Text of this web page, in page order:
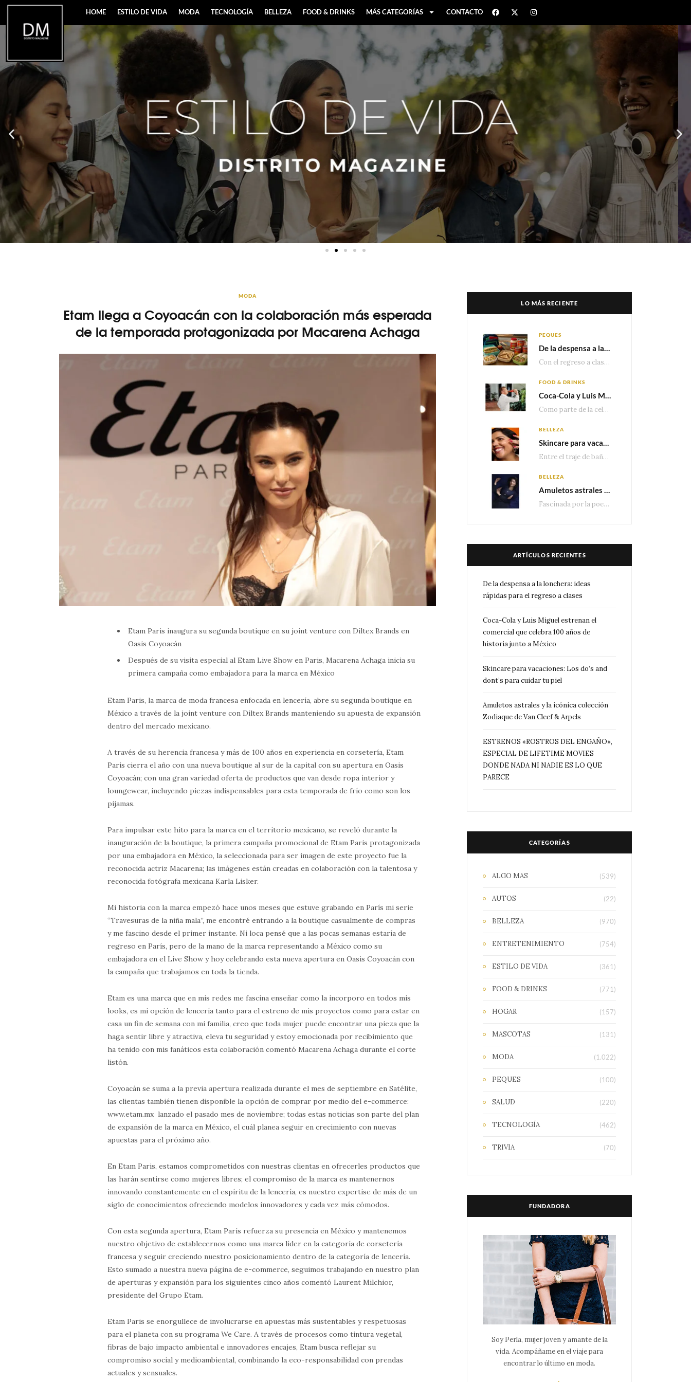
HOME ESTILO DE VIDA MODA TECNOLOGÍA BELLEZA FOOD & DRINKS MÁS CATEGORÍAS CONTACTO
MODA
Etam llega a Coyoacán con la colaboración más esperada
de la temporada protagonizada por Macarena Achaga
Etam Paris inaugura su segunda boutique en su joint venture con Diltex Brands en
Oasis Coyoacán
Después de su visita especial al Etam Live Show en Paris, Macarena Achaga inicia su
primera campaña como embajadora para la marca en México
Etam Paris, la marca de moda francesa enfocada en lencería, abre su segunda boutique en
México a través de la joint venture con Diltex Brands manteniendo su apuesta de expansión
dentro del mercado mexicano.
A través de su herencia francesa y más de 100 años en experiencia en corsetería, Etam
Paris cierra el año con una nueva boutique al sur de la capital con su apertura en Oasis
Coyoacán; con una gran variedad oferta de productos que van desde ropa interior y
loungewear, incluyendo piezas indispensables para esta temporada de frío como son los
pijamas.
Para impulsar este hito para la marca en el territorio mexicano, se reveló durante la
inauguración de la boutique, la primera campaña promocional de Etam Paris protagonizada
por una embajadora en México, la seleccionada para ser imagen de este proyecto fue la
reconocida actriz Macarena; las imágenes están creadas en colaboración con la talentosa y
reconocida fotógrafa mexicana Karla Lisker.
Mi historia con la marca empezó hace unos meses que estuve grabando en París mi serie
“Travesuras de la niña mala”, me encontré entrando a la boutique casualmente de compras
y me fascino desde el primer instante. Ni loca pensé que a las pocas semanas estaría de
regreso en París, pero de la mano de la marca representando a México como su
embajadora en el Live Show y hoy celebrando esta nueva apertura en Oasis Coyoacán con
la campaña que trabajamos en toda la tienda.
Etam es una marca que en mis redes me fascina enseñar como la incorporo en todos mis
looks, es mi opción de lencería tanto para el estreno de mis proyectos como para estar en
casa un fin de semana con mi familia, creo que toda mujer puede encontrar una pieza que la
haga sentir libre y atractiva, eleva tu seguridad y estoy emocionada por recibimiento que
ha tenido con mis fanáticos esta colaboración comentó Macarena Achaga durante el corte
listón.
Coyoacán se suma a la previa apertura realizada durante el mes de septiembre en Satélite,
las clientas también tienen disponible la opción de comprar por medio del e-commerce:
www.etam.mx lanzado el pasado mes de noviembre; todas estas noticias son parte del plan
de expansión de la marca en México, el cuál planea seguir en crecimiento con nuevas
apuestas para el próximo año.
En Etam Paris, estamos comprometidos con nuestras clientas en ofrecerles productos que
las harán sentirse como mujeres libres; el compromiso de la marca es mantenernos
innovando constantemente en el espíritu de la lencería, es nuestro expertise de más de un
siglo de conocimientos ofreciendo modelos innovadores y cada vez más cómodos.
Con esta segunda apertura, Etam París refuerza su presencia en México y mantenemos
nuestro objetivo de establecernos como una marca líder en la categoría de corsetería
francesa y seguir creciendo nuestro posicionamiento dentro de la categoría de lencería.
Esto sumado a nuestra nueva página de e-commerce, seguimos trabajando en nuestro plan
de aperturas y expansión para los siguientes cinco años comentó Laurent Milchior,
presidente del Grupo Etam.
Etam Paris se enorgullece de involucrarse en apuestas más sustentables y respetuosas
para el planeta con su programa We Care. A través de procesos como tintura vegetal,
fibras de bajo impacto ambiental e innovadores encajes, Etam busca reflejar su
compromiso social y medioambiental, combinando la eco-responsabilidad con prendas
actuales y sensuales.
LO MÁS RECIENTE
PEQUES
De la despensa a la lonchera: ideas rápidas para el regreso a clases
Con el regreso a clases cada vez más cerca, las familias comienzan a reorganizar horarios,…
FOOD & DRINKS
Coca-Cola y Luis Miguel estrenan el comercial que celebra 100 años de historia junto a México
Como parte de la celebración por sus primeros 100 años enMéxico, Coca-Cola presenta hoy el…
BELLEZA
Skincare para vacaciones: Los do’s and dont’s para cuidar tu piel
Entre el traje de baño, las sandalias, los lentes de sol y los looks que…
BELLEZA
Amuletos astrales y la icónica colección Zodiaque de Van Cleef & Arpels
Fascinada por la poesía de las estrellas, la Maison Van Cleef & Arpels celebra la llegada de las…
ARTÍCULOS RECIENTES
De la despensa a la lonchera: ideas
rápidas para el regreso a clases
Coca-Cola y Luis Miguel estrenan el
comercial que celebra 100 años de
historia junto a México
Skincare para vacaciones: Los do’s and
dont’s para cuidar tu piel
Amuletos astrales y la icónica colección
Zodiaque de Van Cleef & Arpels
ESTRENOS «ROSTROS DEL ENGAÑO»,
ESPECIAL DE LIFETIME MOVIES
DONDE NADA NI NADIE ES LO QUE
PARECE
CATEGORÍAS
ALGO MAS (539)
AUTOS (22)
BELLEZA (970)
ENTRETENIMIENTO (754)
ESTILO DE VIDA (361)
FOOD & DRINKS (771)
HOGAR (157)
MASCOTAS (131)
MODA (1.022)
PEQUES (100)
SALUD (220)
TECNOLOGÍA (462)
TRIVIA (70)
FUNDADORA
Soy Perla, mujer joven y amante de la
vida. Acompáñame en el viaje para
encontrar lo último en moda.